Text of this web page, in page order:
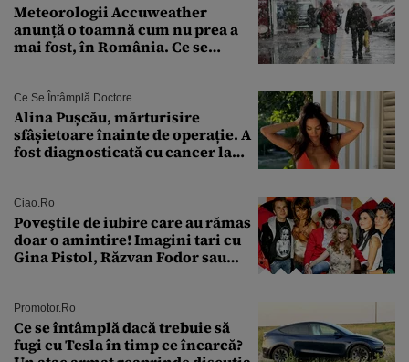
Meteorologii Accuweather
anunță o toamnă cum nu prea a
mai fost, în România. Ce se
București. Pe ce dată ninge
Ce Se Întâmplă Doctore
Alina Pușcău, mărturisire
sfâșietoare înainte de operație. A
fost diagnosticată cu cancer la
îmi salvez viața”
Ciao.ro
Poveştile de iubire care au rămas
doar o amintire! Imagini tari cu
Gina Pistol, Răzvan Fodor sau
Promotor.ro
Ce se întâmplă dacă trebuie să
fugi cu Tesla în timp ce încarcă?